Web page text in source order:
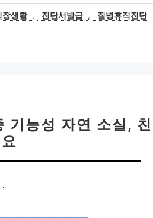
장생활 , 진단서발급 ,
질병휴직진단
기능성 자연 소실, 친